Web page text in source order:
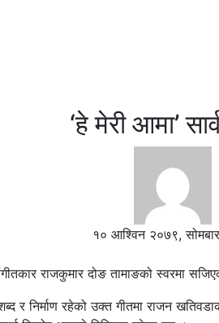
‘हे मेरी आमा’
१० आश्विन २०७९,
राजकुमार दोङ तामाङको स्वरमा
र निर्माण रहेको उक्त गीतमा राजन